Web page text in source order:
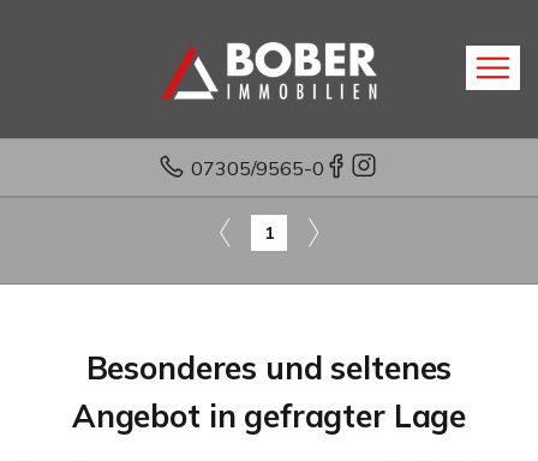
07305/9565-0
1
Besonderes und seltenes
Angebot in gefragter Lage